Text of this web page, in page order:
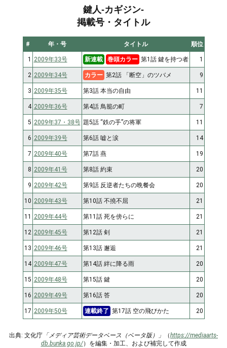
鍵人-カギジン-
掲載号・タイトル
# 年・号 タイトル 順位
1 2009年33号 新連載 巻頭カラー 第1話 鍵を持つ者 1
2 2009年34号 カラー 第2話 「断空」のツバメ 9
3 2009年35号 第3話 本当の自由 11
4 2009年36号 第4話 鳥籠の町 7
5 2009年37・38号 題5話 “鉄の手”の将軍 11
6 2009年39号 第6話 嘘と涙 14
7 2009年40号 第7話 燕 19
8 2009年41号 第8話 約束 20
9 2009年42号 第9話 反逆者たちの晩餐会 20
10 2009年43号 第10話 不撓不屈 21
11 2009年44号 第11話 死を傍らに 21
12 2009年45号 第12話 剣 21
13 2009年46号 第13話 邂逅 21
14 2009年47号 第14話 絆に降る雨 20
15 2009年48号 第15話 鍵 20
16 2009年49号 第16話 答 20
17 2009年50号 連載終了 第17話 空の飛びかた 20
出典: 文化庁 「メディア芸術データベース（ベータ版）」 （https://mediaarts-
db.bunka.go.jp/）を編集・加工、および補完して作成